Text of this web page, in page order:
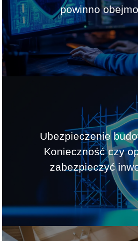
powinno
Ubezpieczenie
Konieczność czy
zabezpieczyć